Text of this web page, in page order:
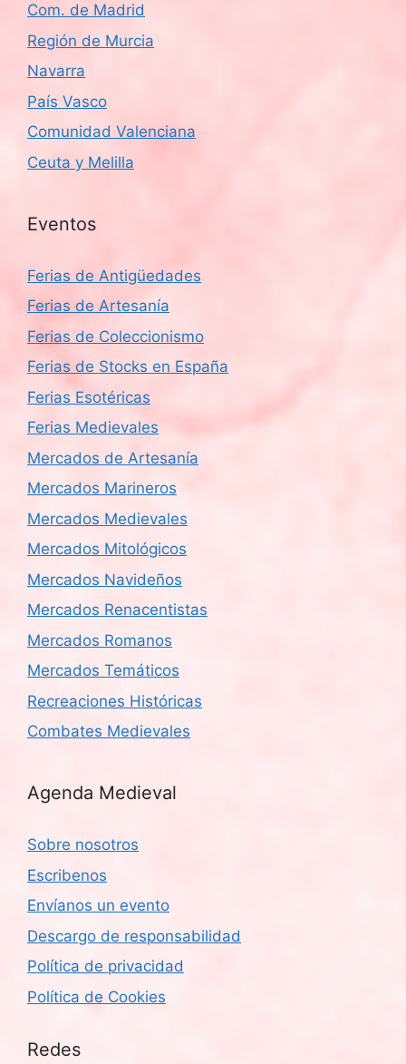
Com. de Madrid
Región de Murcia
Navarra
País Vasco
Comunidad Valenciana
Ceuta y Melilla
Eventos
Ferias de Antigüedades
Ferias de Artesanía
Ferias de Coleccionismo
Ferias de Stocks en España
Ferias Esotéricas
Ferias Medievales
Mercados de Artesanía
Mercados Marineros
Mercados Medievales
Mercados Mitológicos
Mercados Navideños
Mercados Renacentistas
Mercados Romanos
Mercados Temáticos
Recreaciones Históricas
Combates Medievales
Agenda Medieval
Sobre nosotros
Escribenos
Envíanos un evento
Descargo de responsabilidad
Política de privacidad
Política de Cookies
Redes